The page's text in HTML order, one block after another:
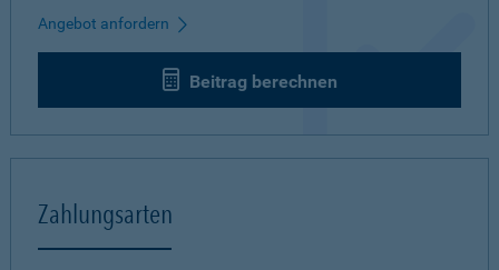
Angebot anfordern
Beitrag berechnen
Zahlungsarten